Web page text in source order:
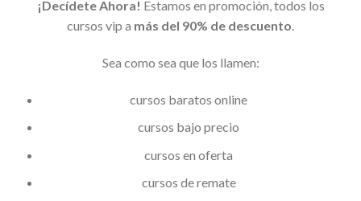
¡Decídete Ahora! Estamos en promoción, todos los
cursos vip a más del 90% de descuento.
Sea como sea que los llamen:
cursos baratos online
cursos bajo precio
cursos en oferta
cursos de remate